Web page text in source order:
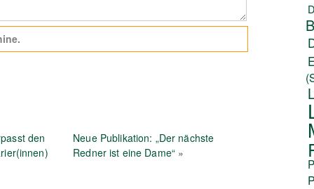
Neue Publikation: „Der nächste
Redner ist eine Dame“ »
den